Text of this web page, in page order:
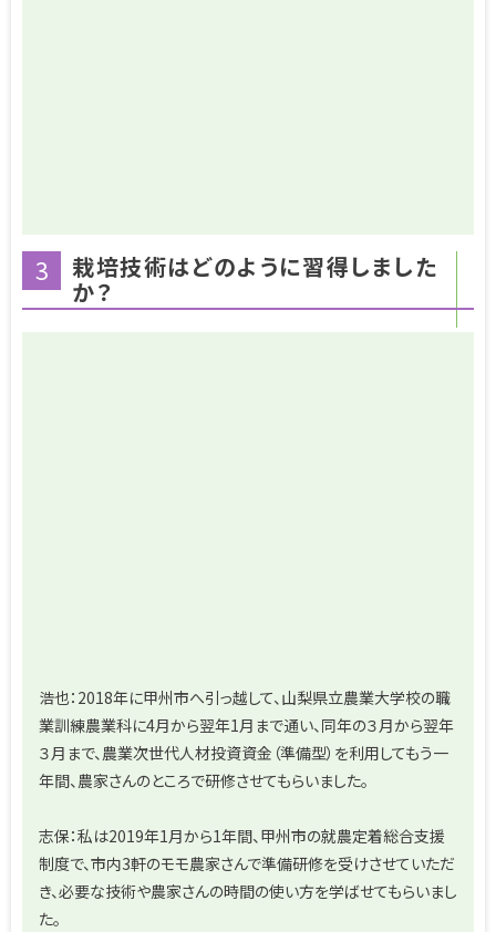
3 栽培技術はどのように習得しました
か？
浩也：2018年に甲州市へ引っ越して、山梨県立農業大学校の職
業訓練農業科に4月から翌年1月まで通い、同年の３月から翌年
３月まで、農業次世代人材投資資金（準備型）を利用してもう一
年間、農家さんのところで研修させてもらいました。
志保：私は2019年1月から1年間、甲州市の就農定着総合支援
制度で、市内3軒のモモ農家さんで準備研修を受けさせていただ
き、必要な技術や農家さんの時間の使い方を学ばせてもらいまし
た。